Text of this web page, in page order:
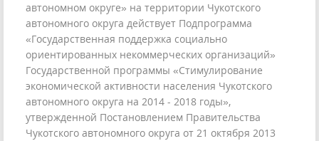
автономном округе» на территории Чукотского
автономного округа действует Подпрограмма
«Государственная поддержка социально
ориентированных некоммерческих организаций»
Государственной программы «Стимулирование
экономической активности населения Чукотского
автономного округа на 2014 - 2018 годы»,
утвержденной Постановлением Правительства
Чукотского автономного округа от 21 октября 2013